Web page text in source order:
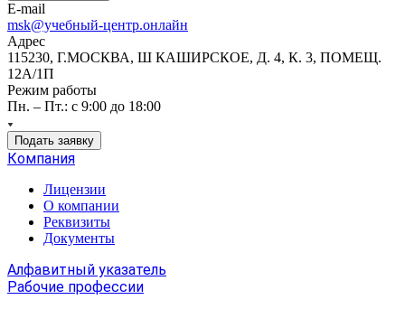
E-mail
msk@учебный-центр.онлайн
Адрес
115230, Г.МОСКВА, Ш КАШИРСКОЕ, Д. 4, К. 3, ПОМЕЩ.
12А/1П
Режим работы
Пн. – Пт.: с 9:00 до 18:00
Подать заявку
Компания
Лицензии
О компании
Реквизиты
Документы
Алфавитный указатель
Рабочие профессии